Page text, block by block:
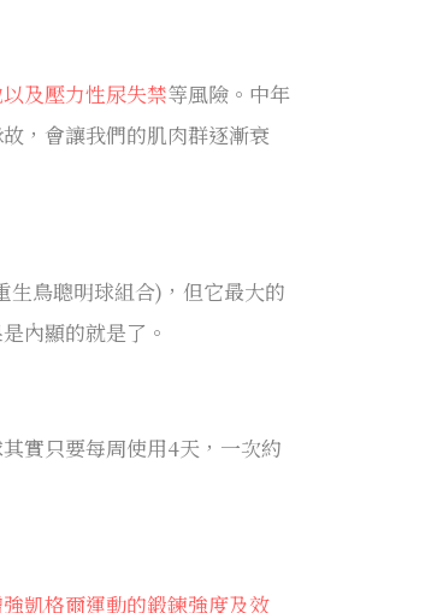
及壓力性尿失禁等風險。中年
，會讓我們的肌肉群逐漸衰
鳥聰明球組合)，但它最大的
內顯的就是了。
實只要每周使用4天，一次約
凱格爾運動的鍛鍊強度及效